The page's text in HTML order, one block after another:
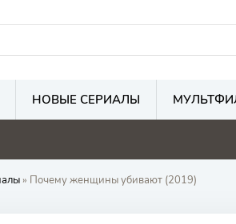
НОВЫЕ СЕРИАЛЫ
» Почему женщины убивают (2019)